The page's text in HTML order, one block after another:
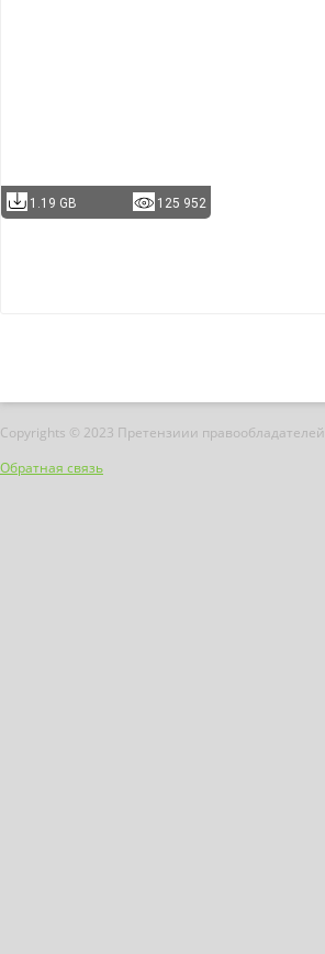
1.19 GB 125 952
Copyrights © 2023 Претензиии
Обратная связь